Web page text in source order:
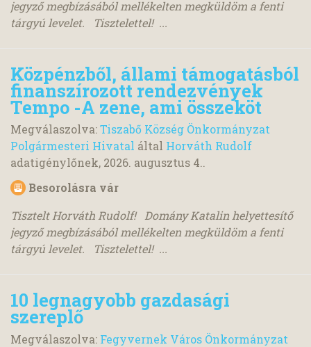
jegyző megbízásából mellékelten megküldöm a fenti
tárgyú levelet. Tisztelettel! ...
Közpénzből, állami támogatásból
finanszírozott rendezvények
Tempo -A zene, ami összeköt
Megválaszolva:Tiszabő Község Önkormányzat
Polgármesteri Hivatal által Horváth Rudolf
adatigénylőnek, 2026. augusztus 4..
Besorolásra vár
Tisztelt Horváth Rudolf! Domány Katalin helyettesítő
jegyző megbízásából mellékelten megküldöm a fenti
tárgyú levelet. Tisztelettel! ...
10 legnagyobb gazdasági
szereplő
Megválaszolva: Fegyvernek Város Önkormányzat